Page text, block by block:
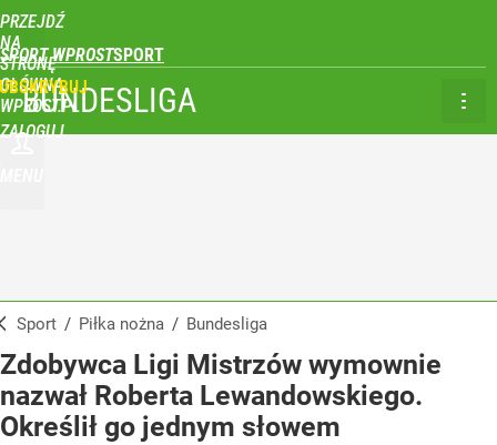
PRZEJDŹ
NA
STRONĘ
GŁÓWNĄ
WPROST.PL
SPORT WPROST
ZALOGUJ
BUNDESLIGA
Sport / Piłka nożna / Bundesliga
Zdobywca Ligi Mistrzów wymownie
nazwał Roberta Lewandowskiego.
Określił go jednym słowem